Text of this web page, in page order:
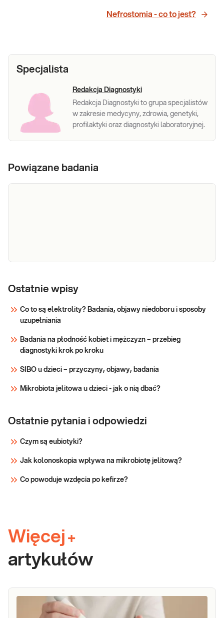
Nefrostomia - co to jest?
Specjalista
Redakcja Diagnostyki
Redakcja Diagnostyki to grupa specjalistów
w zakresie medycyny, zdrowia, genetyki,
profilaktyki oraz diagnostyki laboratoryjnej.
Powiązane badania
K)
kwasowo-zasadowej.
Ostatnie wpisy
Co to są elektrolity? Badania, objawy niedoboru i sposoby
uzupełniania
Badania na płodność kobiet i mężczyzn – przebieg
diagnostyki krok po kroku
SIBO u dzieci – przyczyny, objawy, badania
Mikrobiota jelitowa u dzieci - jak o nią dbać?
Ostatnie pytania i odpowiedzi
Czym są eubiotyki?
Jak kolonoskopia wpływa na mikrobiotę jelitową?
Co powoduje wzdęcia po kefirze?
Więcej +
artykułów